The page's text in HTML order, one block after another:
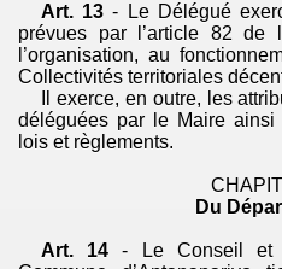
Art. 13- Le Délégué
prévues par l’article 82 de
l’organisation, au
Collectivités territoriales
Il exerce, en outre, les
déléguées par le Maire
lois et règlements.
Du
Art. 14- Le Conseil et